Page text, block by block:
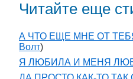
Читайте еще
А ЧТО ЕЩЕ МНЕ ОТ
Волт)
Я ЛЮБИЛА И МЕНЯ